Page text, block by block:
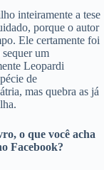
inteiramente a tese
porque o autor
Ele certamente foi
um
Leopardi
de
mas quebra as já
o que você acha
Facebook?